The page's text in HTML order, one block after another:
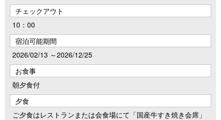
チェックアウト
10：00
宿泊可能期間
2026/02/13 ～2026/12/25
お食事
朝夕食付
夕食
ご夕食はレストランまたは会食場にて「国産牛すき焼き会席」